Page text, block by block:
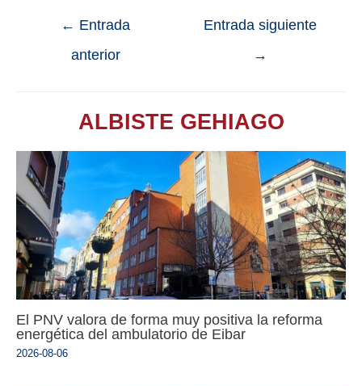
← Entrada
anterior
Entrada siguiente
→
ALBISTE GEHIAGO
El PNV valora de forma muy positiva la reforma
energética del ambulatorio de Eibar
2026-08-06